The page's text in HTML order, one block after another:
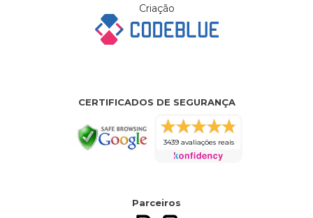
Criação
CERTIFICADOS DE SEGURANÇA
3439 avaliações reais
Parceiros